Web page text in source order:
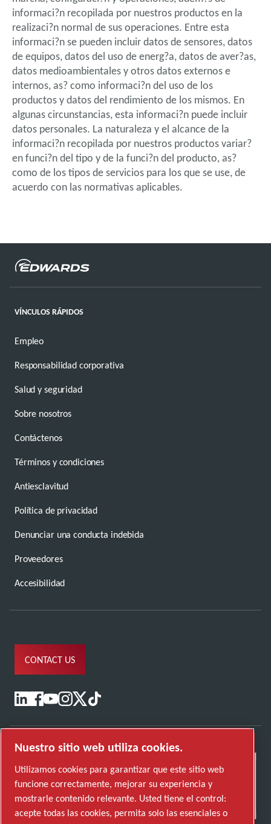
informaci?n recopilada por nuestros productos en la
realizaci?n normal de sus operaciones. Entre esta
informaci?n se pueden incluir datos de sensores, datos
de equipos, datos del uso de energ?a, datos de aver?as,
datos medioambientales y otros datos externos e
internos, as? como informaci?n del uso de los
productos y datos del rendimiento de los mismos. En
algunas circunstancias, esta informaci?n puede incluir
datos personales. La naturaleza y el alcance de la
informaci?n recopilada por nuestros productos variar?
en funci?n del tipo y de la funci?n del producto, as?
como de los tipos de servicios para los que se use, de
acuerdo con las normativas aplicables.
VÍNCULOS RÁPIDOS
Empleo
Responsabilidad corporativa
Salud y seguridad
Sobre nosotros
Contáctenos
Términos y condiciones
Antiesclavitud
Política de privacidad
Denunciar una conducta indebida
Proveedores
Accesibilidad
CONTACT US
Nuestro sitio web utiliza cookies.
Utilizamos cookies para garantizar que este sitio web
funcione correctamente, mejorar su experiencia y
mostrarle contenido relevante. Usted tiene el control:
acepte todas las cookies, permita solo las esenciales o